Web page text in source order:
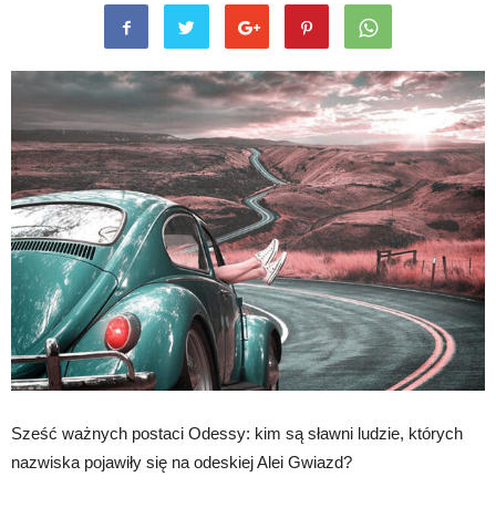
Sześć ważnych postaci Odessy: kim są sławni ludzie, których
nazwiska pojawiły się na odeskiej Alei Gwiazd?